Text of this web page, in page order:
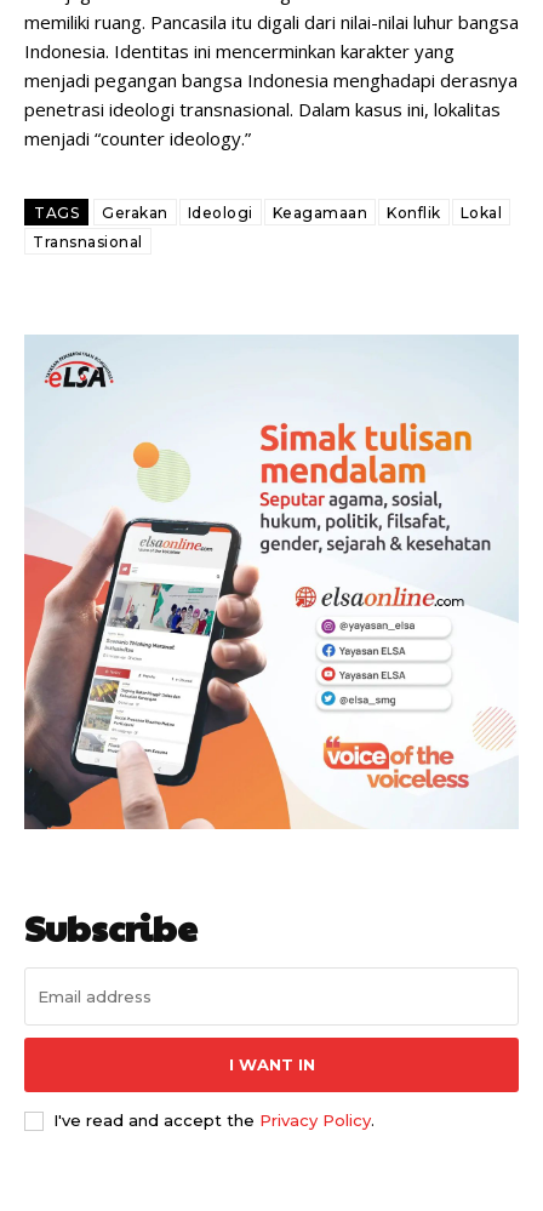
memiliki ruang. Pancasila itu digali dari nilai-nilai luhur bangsa
Indonesia. Identitas ini mencerminkan karakter yang
menjadi pegangan bangsa Indonesia menghadapi derasnya
penetrasi ideologi transnasional. Dalam kasus ini, lokalitas
menjadi “counter ideology.”
TAGS Gerakan Ideologi Keagamaan Konflik
Lokal
Transnasional
Subscribe
I WANT IN
I've read and accept the Privacy Policy.